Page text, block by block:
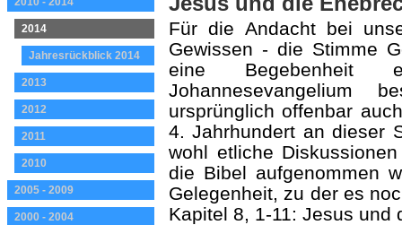
2014
Jahresrückblick 2014
2013
2012
2011
2010
2005 - 2009
2000 - 2004
Für die Andacht bei
Gewissen - die Stimme
eine Begebenheit
ursprünglich offenbar
4. Jahrhundert an dieser
wohl etliche
die Bibel aufgenommen
Gelegenheit, zu der es
Kapitel 8, 1-11: Jesus und